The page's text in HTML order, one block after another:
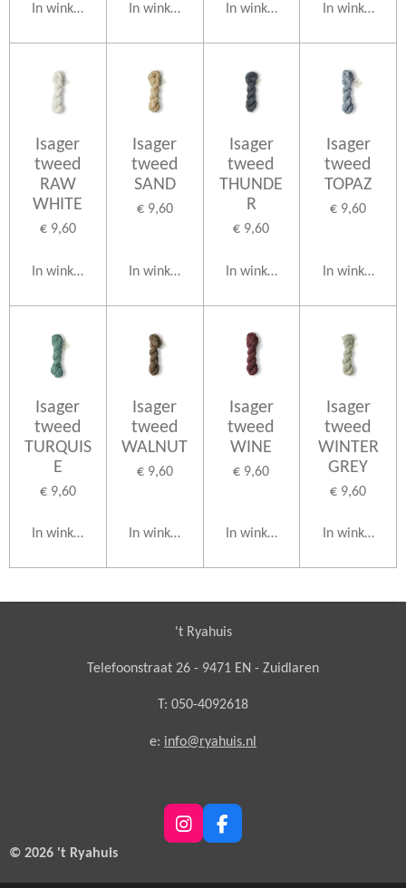
In winkelwagen In winkelwagen In winkelwagen In
Isager
tweed
RAW
WHITE
€ 9,60
In winkelwagen
Isager
tweed
SAND
€ 9,60
In winkelwagen
Isager
tweed
THUNDE
R
€ 9,60
In winkelwagen
Isager
tweed
TOPAZ
€ 9,60
In
Isager
tweed
TURQUIS
E
€ 9,60
In winkelwagen
Isager
tweed
WALNUT
€ 9,60
In winkelwagen
Isager
tweed
WINE
€ 9,60
In winkelwagen
Isager
tweed
WINTER
GREY
€ 9,60
In
't Ryahuis
Telefoonstraat 26 - 9471 EN - Zuidlaren
T: 050-4092618
e: info@ryahuis.nl
I
n
t
F
a
e
© 2026 't Ryahuis